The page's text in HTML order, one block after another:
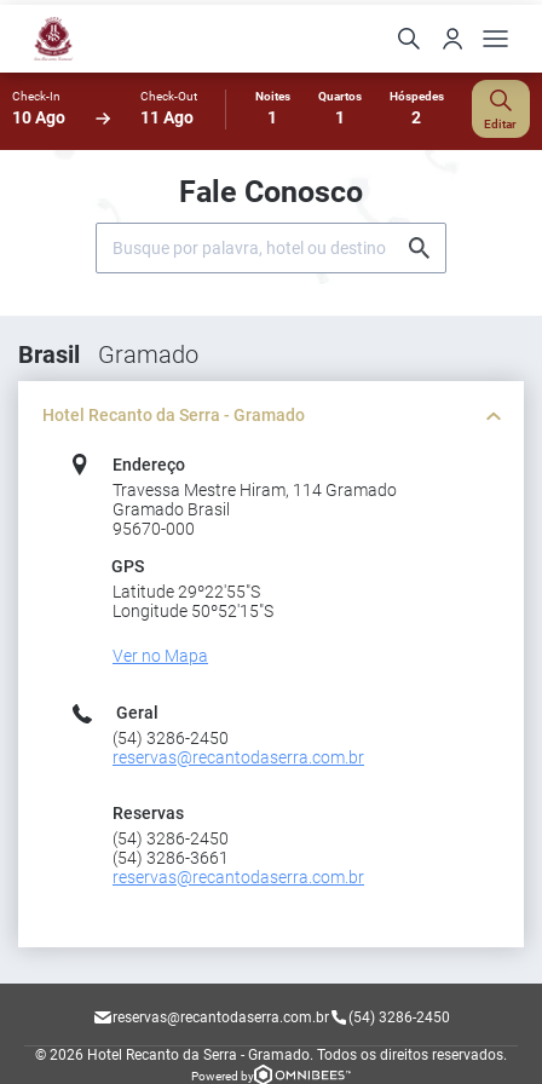
Check-In
10 Ago
Check-Out
11 Ago
Noites
1
Quartos
1
Hóspedes
2 Editar
Fale Conosco
Brasil Gramado
Hotel Recanto da Serra - Gramado
Endereço
Travessa Mestre Hiram, 114 Gramado
Gramado Brasil
95670-000
GPS
Latitude 29º22'55"S
Longitude 50º52'15"S
Ver no Mapa
Geral
(54) 3286-2450
reservas@recantodaserra.com.br
Reservas
(54) 3286-2450
(54) 3286-3661
reservas@recantodaserra.com.br
reservas@recantodaserra.com.br (54) 3286-2450
© 2026 Hotel Recanto da Serra - Gramado. Todos os direitos reservados.
Powered by